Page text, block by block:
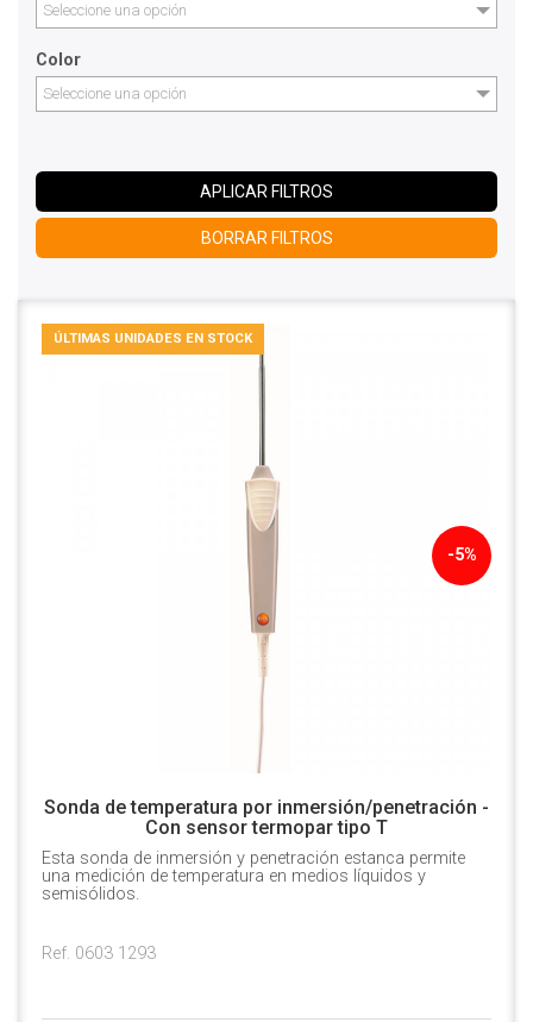
Seleccione una opción
Color
Seleccione una opción
APLICAR FILTROS
BORRAR FILTROS
-5%
ÚLTIMAS UNIDADES EN STOCK
Sonda de temperatura por inmersión/penetración -
Con sensor termopar tipo T
Esta sonda de inmersión y penetración estanca permite
una medición de temperatura en medios líquidos y
semisólidos.
Ref. 0603 1293